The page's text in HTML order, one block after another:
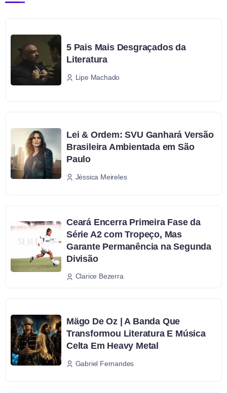
5 Pais Mais Desgraçados da
Literatura
Lipe Machado
Lei & Ordem: SVU Ganhará Versão
Brasileira Ambientada em São
Paulo
Jéssica Meireles
Ceará Encerra Primeira Fase da
Série A2 com Tropeço, Mas
Garante Permanência na Segunda
Divisão
Clarice Bezerra
Mägo De Oz | A Banda Que
Transformou Literatura E Música
Celta Em Heavy Metal
Gabriel Fernandes